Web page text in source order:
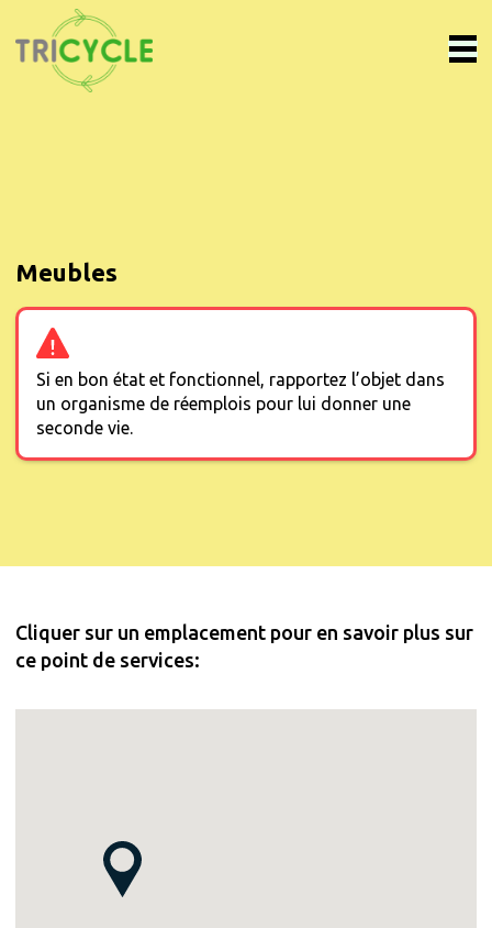
Meubles
Si en bon état et fonctionnel, rapportez l’objet dans
un organisme de réemplois pour lui donner une
seconde vie.
Cliquer sur un emplacement pour en savoir plus sur
ce point de services: